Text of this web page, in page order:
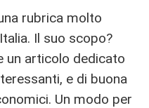
rubrica molto
Il suo scopo?
un articolo dedicato
e di buona
Un modo per